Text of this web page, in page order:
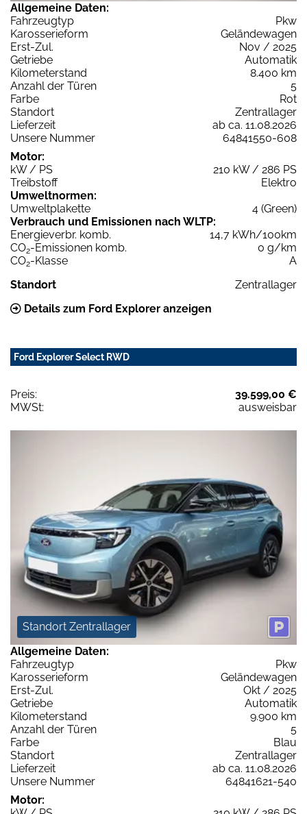
Allgemeine Daten:
Fahrzeugtyp
Pkw
Karosserieform
Geländewagen
Erst-Zul.
Nov / 2025
Getriebe
Automatik
Kilometerstand
8.400 km
Anzahl der Türen
5
Farbe
Rot
Standort
Zentrallager
Lieferzeit
ab ca. 11.08.2026
Unsere Nummer
64841550-608
Motor:
kW / PS
210 kW / 286 PS
Treibstoff
Elektro
Umweltnormen:
Umweltplakette
4 (Green)
Verbrauch und Emissionen nach WLTP:
Energieverbr. komb.
14,7 kWh/100km
CO2-Emissionen komb.
0 g/km
CO2-Klasse
A
Standort
Zentrallager
Details zum Ford Explorer anzeigen
Ford Explorer Select RWD
Preis:
39.599,00 €
MWSt:
ausweisbar
Standort Zentrallager
Allgemeine Daten:
Fahrzeugtyp
Pkw
Karosserieform
Geländewagen
Erst-Zul.
Okt / 2025
Getriebe
Automatik
Kilometerstand
9.900 km
Anzahl der Türen
5
Farbe
Blau
Standort
Zentrallager
Lieferzeit
ab ca. 11.08.2026
Unsere Nummer
64841621-540
Motor: